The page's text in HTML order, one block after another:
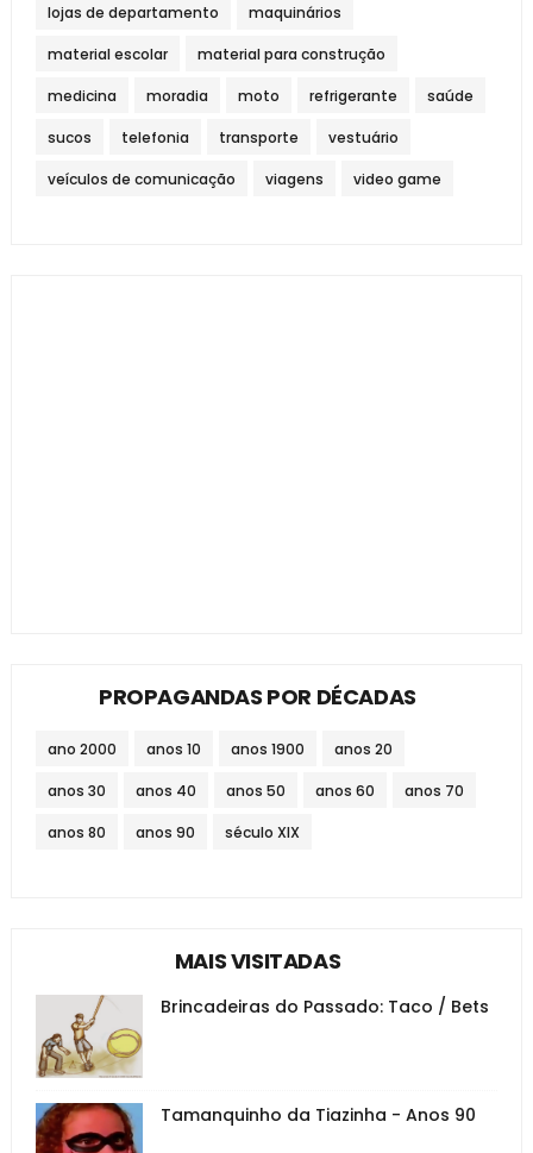
lojas de departamento maquinários
material escolar material para construção
medicina moradia moto refrigerante saúde
sucos telefonia transporte vestuário
veículos de comunicação viagens video game
PROPAGANDAS POR DÉCADAS
ano 2000 anos 10 anos 1900 anos 20
anos 30 anos 40 anos 50 anos 60 anos 70
anos 80 anos 90 século XIX
MAIS VISITADAS
Brincadeiras do Passado: Taco / Bets
Tamanquinho da Tiazinha - Anos 90